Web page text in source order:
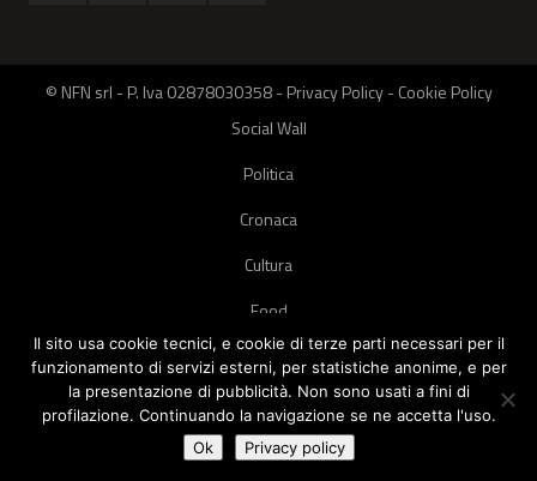
© NFN srl - P. Iva 02878030358 -Privacy Policy-Cookie Policy
Social Wall
Politica
Cronaca
Cultura
Food
Green
Pets
Street Style
Il sito usa cookie tecnici, e cookie di terze parti necessari per il
funzionamento di servizi esterni, per statistiche anonime, e per
la presentazione di pubblicità. Non sono usati a fini di
profilazione. Continuando la navigazione se ne accetta l'uso.
Ok
Privacy policy